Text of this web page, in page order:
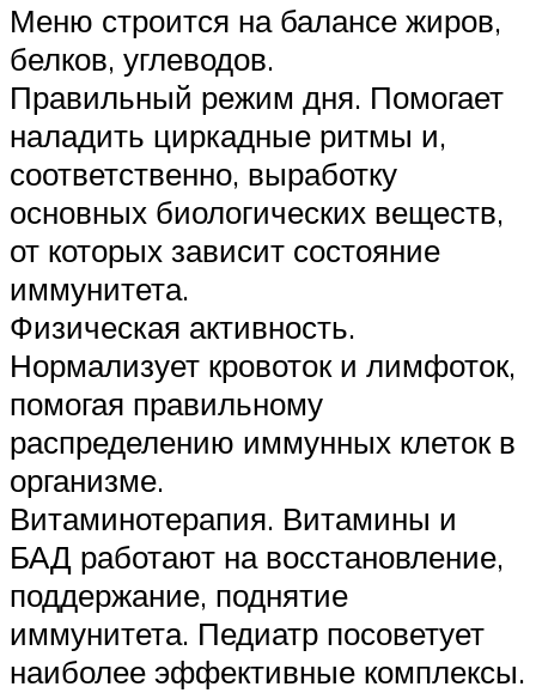
Меню строится на балансе жиров,
белков, углеводов.
Правильный режим дня. Помогает
наладить циркадные ритмы и,
соответственно, выработку
основных биологических веществ,
от которых зависит состояние
иммунитета.
Физическая активность.
Нормализует кровоток и лимфоток,
помогая правильному
распределению иммунных клеток в
организме.
Витаминотерапия. Витамины и
БАД работают на восстановление,
поддержание, поднятие
иммунитета. Педиатр посоветует
наиболее эффективные комплексы.